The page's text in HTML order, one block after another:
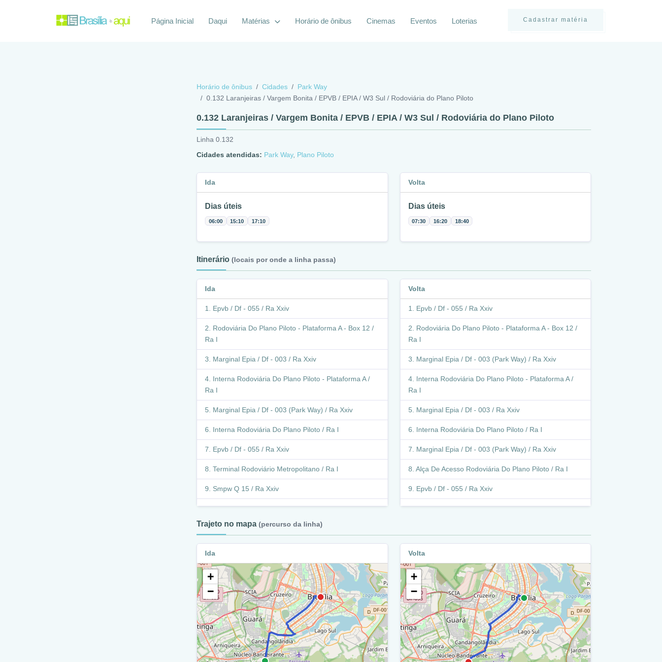
Cadastrar matéria
Página Inicial Daqui Matérias Horário de ônibus Cinemas Eventos Loterias
Horário de ônibus Cidades
Park Way
0.132 Laranjeiras / Vargem Bonita / EPVB / EPIA / W3 Sul / Rodoviária do Plano Piloto
0.132 Laranjeiras / Vargem Bonita / EPVB / EPIA / W3 Sul / Rodoviária do Plano Piloto
Linha 0.132
Cidades atendidas: Park Way, Plano Piloto
Ida
Dias úteis
06:00 15:10 17:10
Volta
Dias úteis
07:30 16:20 18:40
Itinerário (locais por onde a linha passa)
Ida
Epvb / Df - 055 / Ra Xxiv
Rodoviária Do Plano Piloto - Plataforma A - Box 12 /
Ra I
Marginal Epia / Df - 003 / Ra Xxiv
Interna Rodoviária Do Plano Piloto - Plataforma A /
Ra I
Marginal Epia / Df - 003 (Park Way) / Ra Xxiv
Interna Rodoviária Do Plano Piloto / Ra I
Epvb / Df - 055 / Ra Xxiv
Terminal Rodoviário Metropolitano / Ra I
Smpw Q 15 / Ra Xxiv
Eixo Monumental / Via S1 / Ra I
Epvb / Df - 055 / Ra Xxiv
Smpw Q 14 - 15 / Ra Xxiv
Interna Rodoviária Do Plano Piloto / Ra I
Smpw Q 18 - 24 / Ra Xxiv
Eixo Monumental / Via N1 / Ra I
Smpw Trecho 1 - Quadra 24 / Ra Xxiv
Volta
Epvb / Df - 055 / Ra Xxiv
Rodoviária Do Plano Piloto - Plataforma A - Box 12 /
Ra I
Marginal Epia / Df - 003 (Park Way) / Ra Xxiv
Interna Rodoviária Do Plano Piloto - Plataforma A /
Ra I
Marginal Epia / Df - 003 / Ra Xxiv
Interna Rodoviária Do Plano Piloto / Ra I
Marginal Epia / Df - 003 (Park Way) / Ra Xxiv
Alça De Acesso Rodoviária Do Plano Piloto / Ra I
Epvb / Df - 055 / Ra Xxiv
Interna Rodoviária Do Plano Piloto / Ra I
Smpw Q 18 - 24 / Ra Xxiv
Alça De Acesso Rodoviária Do Plano Piloto / Ra I
Smpw Trecho 1 - Quadra 24 / Ra Xxiv
Eixo Monumental / Via N1 / Ra I
Smpw Q 25 / Ra Xxiv
Trajeto no mapa (percurso da linha)
Ida
+
−
Volta
+
−